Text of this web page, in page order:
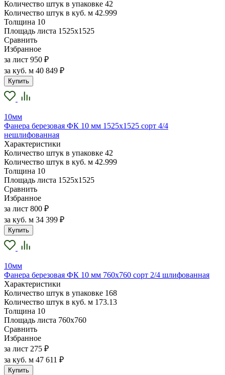
Количество штук в упаковке 42
Количество штук в куб. м 42.999
Толщина 10
Площадь листа 1525х1525
Сравнить
Избранное
за лист 950 ₽
за куб. м 40 849 ₽
Купить
10мм
Фанера березовая ФК 10 мм 1525х1525 сорт 4/4
нешлифованная
Характеристики
Количество штук в упаковке 42
Количество штук в куб. м 42.999
Толщина 10
Площадь листа 1525х1525
Сравнить
Избранное
за лист 800 ₽
за куб. м 34 399 ₽
Купить
10мм
Фанера березовая ФК 10 мм 760х760 сорт 2/4 шлифованная
Характеристики
Количество штук в упаковке 168
Количество штук в куб. м 173.13
Толщина 10
Площадь листа 760х760
Сравнить
Избранное
за лист 275 ₽
за куб. м 47 611 ₽
Купить